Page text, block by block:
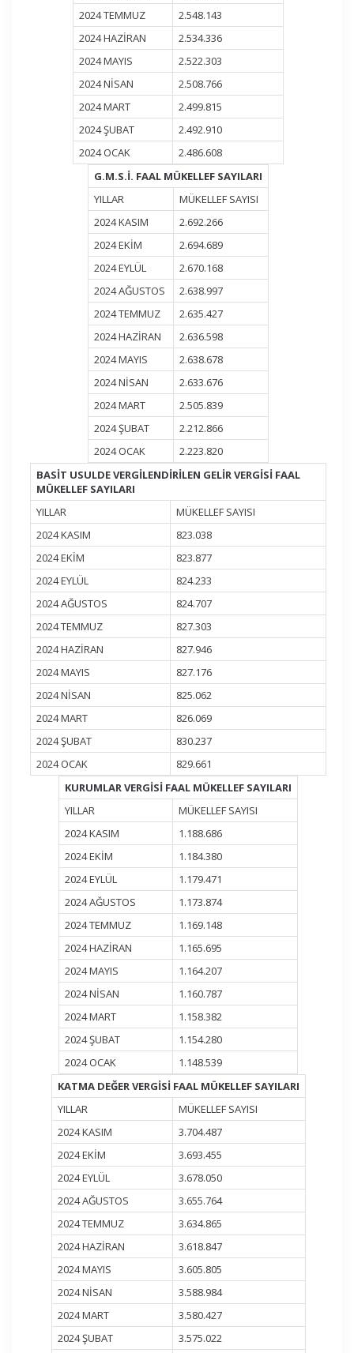
2024 TEMMUZ
2.548.143
2024 HAZİRAN
2.534.336
2024 MAYIS
2.522.303
2024 NİSAN
2.508.766
2024 MART
2.499.815
2024 ŞUBAT
2.492.910
2024 OCAK
2.486.608
G.M.S.İ. FAAL MÜKELLEF SAYILARI
YILLAR
MÜKELLEF SAYISI
2024 KASIM
2.692.266
2024 EKİM
2.694.689
2024 EYLÜL
2.670.168
2024 AĞUSTOS
2.638.997
2024 TEMMUZ
2.635.427
2024 HAZİRAN
2.636.598
2024 MAYIS
2.638.678
2024 NİSAN
2.633.676
2024 MART
2.505.839
2024 ŞUBAT
2.212.866
2024 OCAK
2.223.820
BASİT USULDE VERGİLENDİRİLEN GELİR VERGİSİ FAAL
MÜKELLEF SAYILARI
YILLAR
MÜKELLEF SAYISI
2024 KASIM
823.038
2024 EKİM
823.877
2024 EYLÜL
824.233
2024 AĞUSTOS
824.707
2024 TEMMUZ
827.303
2024 HAZİRAN
827.946
2024 MAYIS
827.176
2024 NİSAN
825.062
2024 MART
826.069
2024 ŞUBAT
830.237
2024 OCAK
829.661
KURUMLAR VERGİSİ FAAL MÜKELLEF SAYILARI
YILLAR
MÜKELLEF SAYISI
2024 KASIM
1.188.686
2024 EKİM
1.184.380
2024 EYLÜL
1.179.471
2024 AĞUSTOS
1.173.874
2024 TEMMUZ
1.169.148
2024 HAZİRAN
1.165.695
2024 MAYIS
1.164.207
2024 NİSAN
1.160.787
2024 MART
1.158.382
2024 ŞUBAT
1.154.280
2024 OCAK
1.148.539
KATMA DEĞER VERGİSİ FAAL MÜKELLEF SAYILARI
YILLAR
MÜKELLEF SAYISI
2024 KASIM
3.704.487
2024 EKİM
3.693.455
2024 EYLÜL
3.678.050
2024 AĞUSTOS
3.655.764
2024 TEMMUZ
3.634.865
2024 HAZİRAN
3.618.847
2024 MAYIS
3.605.805
2024 NİSAN
3.588.984
2024 MART
3.580.427
2024 ŞUBAT
3.575.022